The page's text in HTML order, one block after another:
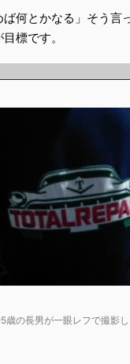
ば何とかなる」そう言
標です。
歳の長男が一眼レフで撮影